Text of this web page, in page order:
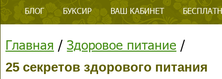
БЛОГ БУКСИР ВАШ КАБИНЕТ
Главная / Здоровое питание /
25 секретов здорового питания